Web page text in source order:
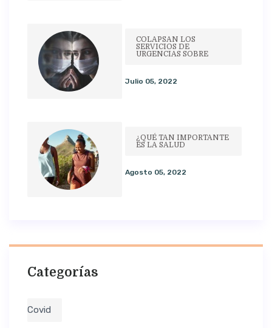
COLAPSAN LOS
SERVICIOS DE
URGENCIAS SOBRE
Julio 05, 2022
¿QUÉ TAN IMPORTANTE
ES LA SALUD
Agosto 05, 2022
Categorías
Covid